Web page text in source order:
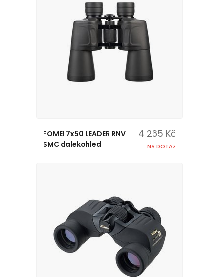
FOMEI 7x50 LEADER RNV
SMC dalekohled
4 265 Kč
NA DOTAZ